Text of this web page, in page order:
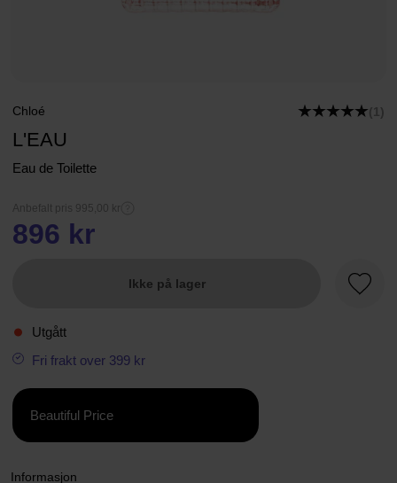
Chloé (1)
L'EAU
Eau de Toilette
Anbefalt pris 995,00 kr
896 kr
Ikke på lager
Utgått
Fri frakt over 399 kr
Beautiful Price
Informasjon